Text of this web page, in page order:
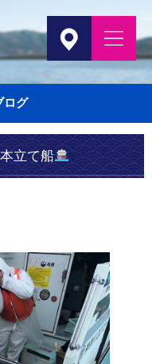
ログ
立て船